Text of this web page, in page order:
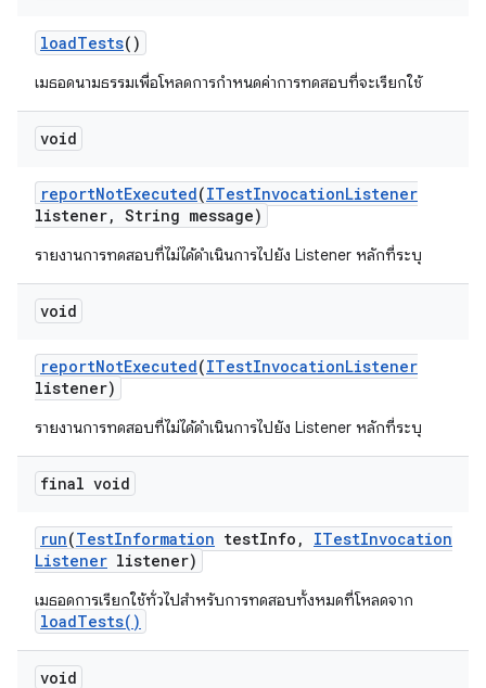
loadTests()
เมธอดนามธรรมเพื่อโหลดการกำหนดค่าการทดสอบที่จะเรียกใช้
void
reportNotExecuted(ITestInvocationListener
listener, String message)
รายงานการทดสอบที่ไม่ได้ดำเนินการไปยัง Listener หลักที่ระบุ
void
reportNotExecuted(ITestInvocationListener
listener)
รายงานการทดสอบที่ไม่ได้ดำเนินการไปยัง Listener หลักที่ระบุ
final void
run(TestInformation testInfo , ITestInvocation
Listener listener)
เมธอดการเรียกใช้ทั่วไปสำหรับการทดสอบทั้งหมดที่โหลดจาก
loadTests()
void